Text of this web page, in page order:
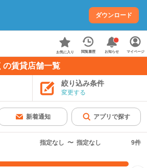
ダウンロード
お気に入り 閲覧履歴 お知らせ マイページ
の賃貸店舗一覧
絞り込み条件
変更する
新着通知 アプリで探す
指定なし 〜 指定なし 9件